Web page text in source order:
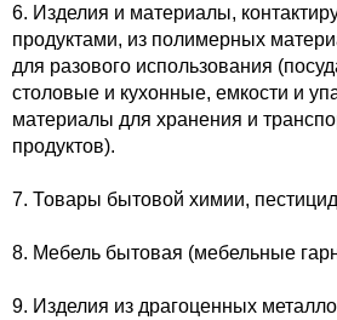
6. Изделия и материалы,
продуктами, из полимерных
для разового использования
столовые и кухонные, емкости и
материалы для хранения и
продуктов).
7. Товары бытовой химии,
8. Мебель бытовая (мебельные
9. Изделия из драгоценных